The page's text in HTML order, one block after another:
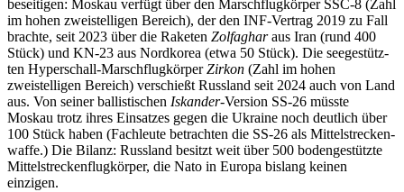
beseiti­gen: Moskau verfügt über den Marsch­flugkörper SSC-8 (Zahl
im hohen zweistelligen Bereich), der den INF-Vertrag 2019 zu Fall
brachte, seit 2023 über die Raketen Zolfagharaus Iran (rund 400
Stück) und KN‑23 aus Nordkorea (etwa 50 Stück). Die see­gestütz­
ten Hyperschall-Marschflug­körperZirkon (Zahl im hohen
zweistelligen Bereich) verschießt Russland seit 2024 auch von Land
aus. Von seiner ballistischen Iskander-Version SS-26 müsste
Moskau trotz ihres Einsatzes gegen die Ukraine noch deutlich über
100 Stück haben (Fachleute betrachten die SS-26 als Mittelstrecken­
waffe.) Die Bilanz: Russland besitzt weit über 500 boden­gestützte
Mittelstreckenflugkörper, die Nato in Europa bislang keinen
einzigen.